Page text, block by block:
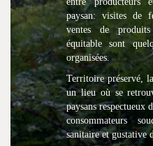
paysan: visites de
ventes de
équitable sont
organisées.
Territoire préservé,
un lieu où se
paysans respectueux
consommateurs
sanitaire et gustative